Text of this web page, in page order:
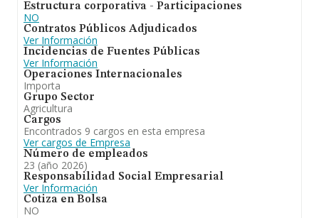
Estructura corporativa - Participaciones
NO
Contratos Públicos Adjudicados
Ver Información
Incidencias de Fuentes Públicas
Ver Información
Operaciones Internacionales
Importa
Grupo Sector
Agricultura
Cargos
Encontrados 9 cargos en esta empresa
Ver cargos de Empresa
Número de empleados
23 (año 2026)
Responsabilidad Social Empresarial
Ver Información
Cotiza en Bolsa
NO